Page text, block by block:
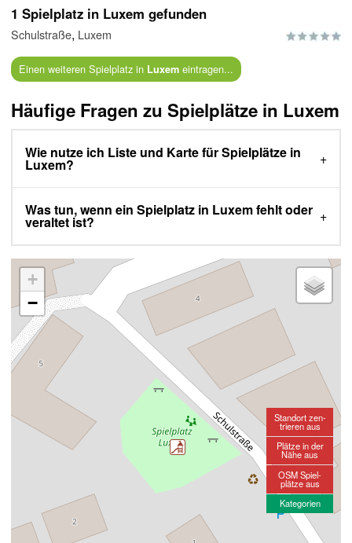
1 Spielplatz in Luxem gefunden
Schulstraße, Luxem
Einen weiteren Spielplatz in Luxemeintragen...
Häufige Fragen zu Spielplätze in Luxem
Wie nutze ich Liste und Karte für Spielplätze in
Luxem?
Was tun, wenn ein Spielplatz in Luxem fehlt oder
veraltet ist?
+
−
Standort zen-
trieren aus
Plätze in der
Nähe aus
OSM Spiel-
plätze aus
Kategorien